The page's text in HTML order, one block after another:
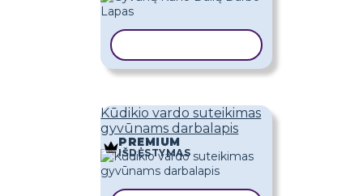
Kūdikio vardo suteikimas
gyvūnams darbalapis
PREMIUM
IŠDĖSTYMAS